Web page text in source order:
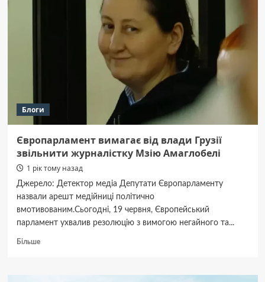
Блоги
Європарламент вимагає від влади Грузії
звільнити журналістку Мзію Амаглобелі
1 рік тому назад
Джерело: Детектор медіа Депутати Європарламенту
назвали арешт медійниці політично
вмотивованим.Сьогодні, 19 червня, Європейський
парламент ухвалив резолюцію з вимогою негайного та...
БільшеДокладніше